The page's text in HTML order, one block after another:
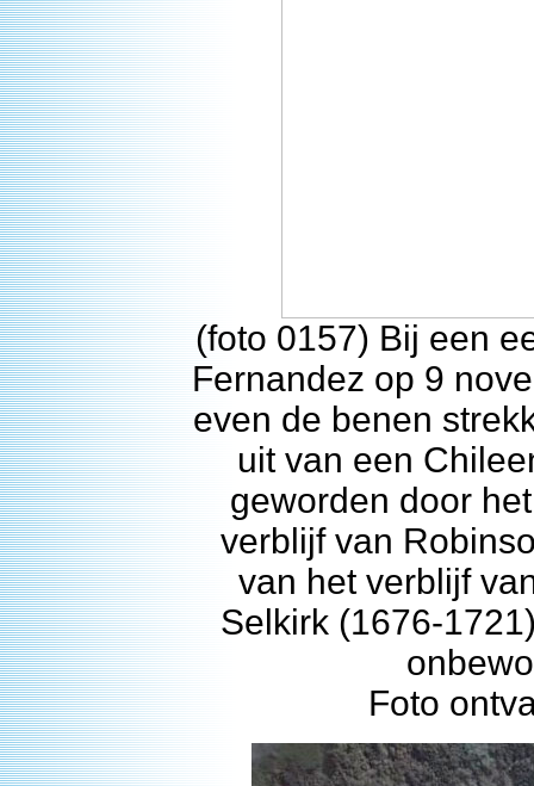
(foto 0157) Bij een
Fernandez op 9
even de benen
uit van een
geworden door
verblijf van
van het verblijf
Selkirk (1676-
Foto